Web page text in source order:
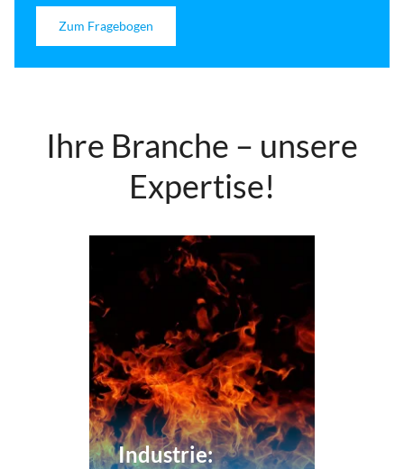
Zum Fragebogen
Ihre Branche – unsere
Expertise!
Industrie: